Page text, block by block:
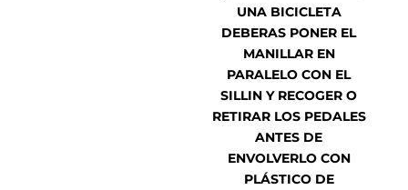
UNA BICICLETA
DEBERAS PONER EL
MANILLAR EN
PARALELO CON EL
SILLIN Y RECOGER O
RETIRAR LOS PEDALES
ANTES DE
ENVOLVERLO CON
PLÁSTICO DE